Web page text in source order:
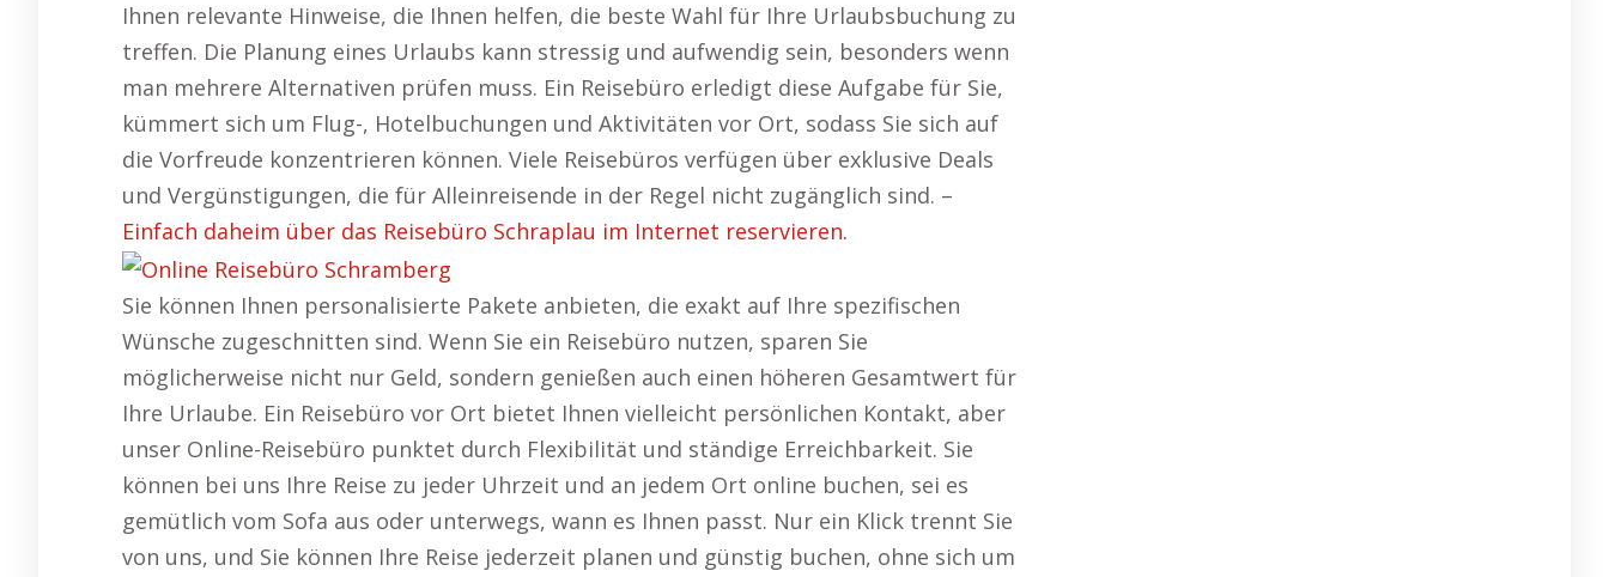
Ihnen relevante Hinweise, die Ihnen helfen, die beste Wahl für Ihre Urlaubsbuchung zu
treffen. Die Planung eines Urlaubs kann stressig und aufwendig sein, besonders wenn
man mehrere Alternativen prüfen muss. Ein Reisebüro erledigt diese Aufgabe für Sie,
kümmert sich um Flug-, Hotelbuchungen und Aktivitäten vor Ort, sodass Sie sich auf
die Vorfreude konzentrieren können. Viele Reisebüros verfügen über exklusive Deals
und Vergünstigungen, die für Alleinreisende in der Regel nicht zugänglich sind. –
Einfach daheim über das Reisebüro Schraplau im Internet reservieren.
Sie können Ihnen personalisierte Pakete anbieten, die exakt auf Ihre spezifischen
Wünsche zugeschnitten sind. Wenn Sie ein Reisebüro nutzen, sparen Sie
möglicherweise nicht nur Geld, sondern genießen auch einen höheren Gesamtwert für
Ihre Urlaube. Ein Reisebüro vor Ort bietet Ihnen vielleicht persönlichen Kontakt, aber
unser Online-Reisebüro punktet durch Flexibilität und ständige Erreichbarkeit. Sie
können bei uns Ihre Reise zu jeder Uhrzeit und an jedem Ort online buchen, sei es
gemütlich vom Sofa aus oder unterwegs, wann es Ihnen passt. Nur ein Klick trennt Sie
von uns, und Sie können Ihre Reise jederzeit planen und günstig buchen, ohne sich um